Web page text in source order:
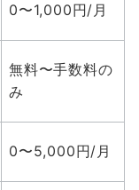
0〜1,000円/月
無料〜手数料の
み
0〜5,000円/月